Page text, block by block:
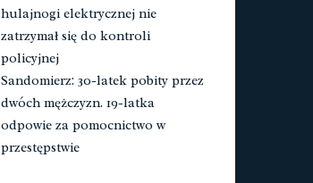
hulajnogi elektrycznej nie
zatrzymał się do kontroli
policyjnej
Sandomierz: 30-latek pobity przez
dwóch mężczyzn. 19-latka
odpowie za pomocnictwo w
przestępstwie